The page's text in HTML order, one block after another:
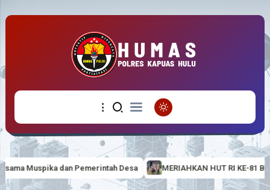
Desa MERIAHKAN HUT RI KE-81 BERTEMA “BERDAULAT,